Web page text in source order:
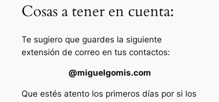
Cosas a tener en cuenta:
Te sugiero que guardes la siguiente
extensión de correo en tus contactos:
@miguelgomis.com
Que estés atento los primeros días por si los